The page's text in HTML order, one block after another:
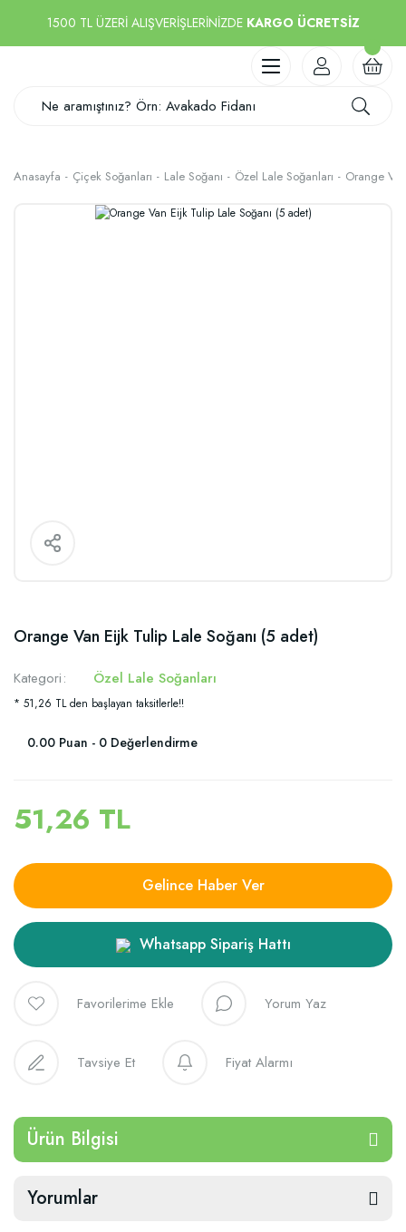
1500 TL ÜZERİ ALIŞVERİŞLERİNİZDE KARGO ÜCRETSİZ
Anasayfa Çiçek Soğanları Lale Soğanı Özel Lale Soğanları Orange
Orange Van Eijk Tulip Lale Soğanı (5 adet)
Kategori Özel Lale Soğanları
* 51,26 TL den başlayan taksitlerle!!
0.00 Puan - 0 Değerlendirme
51,26 TL
Gelince Haber Ver
Whatsapp Sipariş Hattı
Yorum Yaz
Tavsiye Et Fiyat Alarmı
Ürün Bilgisi
Yorumlar